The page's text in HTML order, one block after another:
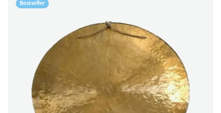
Bestseller